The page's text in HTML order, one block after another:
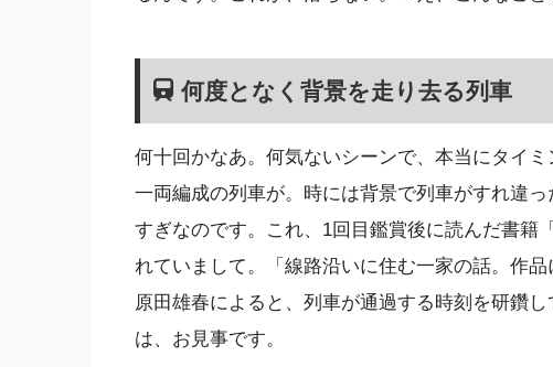
何度となく背景を走り去る列車
何十回かなあ。何気ないシーンで、本当にタイ
一両編成の列車が。時には背景で列車がすれ違
すぎなのです。これ、1回目鑑賞後に読んだ書籍
れていまして。「線路沿いに住む一家の話。作
原田雄春によると、列車が通過する時刻を研鑽
は、お見事です。